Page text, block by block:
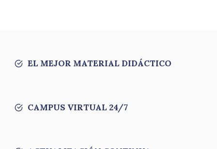
EL MEJOR MATERIAL DIDÁCTICO
CAMPUS VIRTUAL 24/7